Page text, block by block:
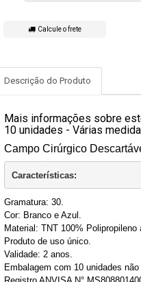
Calcule o frete
Descrição do Produto
Mais informações sobre
10 unidades - Várias
Campo Cirúrgico
Características:
Gramatura: 30.
Cor: Branco e Azul.
Material: TNT 100%
Produto de uso único.
Validade: 2 anos.
Embalagem com 10 unidades